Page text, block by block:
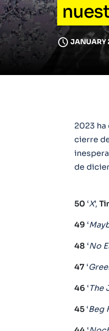
JANUARY
2023
cierre
de
50 ‘X’,
49 ‘
48 ‘No
47‘
46‘The
45‘Beg